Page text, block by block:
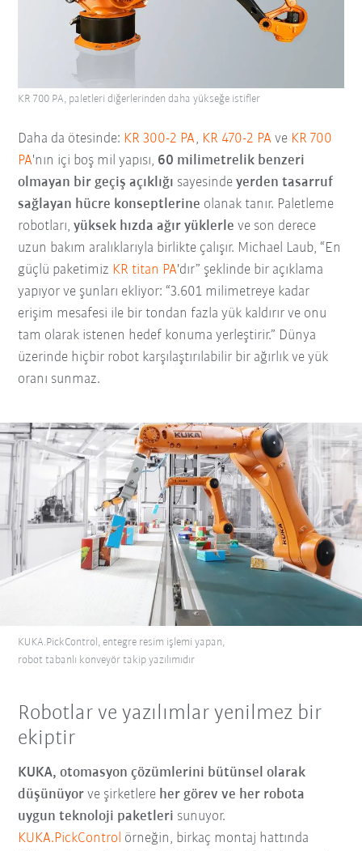
Daha da ötesinde: KR 300-2 PA, KR 470-2 PA ve KR 700
PA'nın içi boş mil yapısı, 60 milimetrelik benzeri
olmayan bir geçiş açıklığı sayesindeyerden tasarruf
sağlayan hücre konseptlerine olanak tanır. Paletleme
robotları,yüksek hızda ağır yüklerleve son derece
uzun bakım aralıklarıyla birlikte çalışır. Michael Laub, “En
güçlü paketimiz KR titan PA'dır” şeklinde bir açıklama
yapıyor ve şunları ekliyor: “3.601 milimetreye kadar
erişim mesafesi ile bir tondan fazla yük kaldırır ve onu
tam olarak istenen hedef konuma yerleştirir.” Dünya
üzerinde hiçbir robot karşılaştırılabilir bir ağırlık ve yük
oranı sunmaz.
KR 700 PA, paletleri diğerlerinden daha yükseğe istifler
KUKA.PickControl, entegre resim işlemi yapan,
robot tabanlı konveyör takip yazılımıdır
Robotlar ve yazılımlar yenilmez bir
ekiptir
KUKA, otomasyon çözümlerini bütünsel olarak
düşünüyor ve şirketlere her görev ve her robota
uygun teknoloji paketleri sunuyor.
KUKA.PickControl örneğin, birkaç montaj hattında